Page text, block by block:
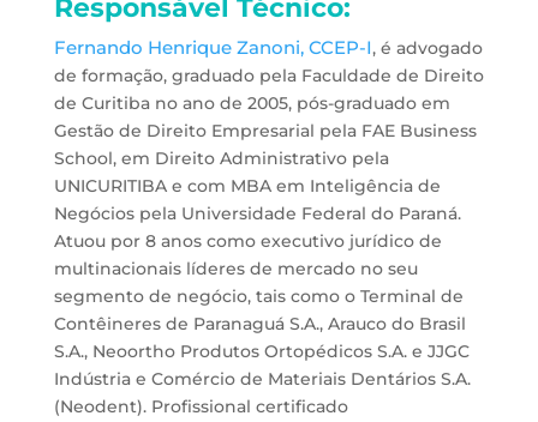
Responsável Técnico:
Fernando Henrique Zanoni, CCEP-I, é advogado
de formação, graduado pela Faculdade de Direito
de Curitiba no ano de 2005, pós-graduado em
Gestão de Direito Empresarial pela FAE Business
School, em Direito Administrativo pela
UNICURITIBA e com MBA em Inteligência de
Negócios pela Universidade Federal do Paraná.
Atuou por 8 anos como executivo jurídico de
multinacionais líderes de mercado no seu
segmento de negócio, tais como o Terminal de
Contêineres de Paranaguá S.A., Arauco do Brasil
S.A., Neoortho Produtos Ortopédicos S.A. e JJGC
Indústria e Comércio de Materiais Dentários S.A.
(Neodent). Profissional certificado